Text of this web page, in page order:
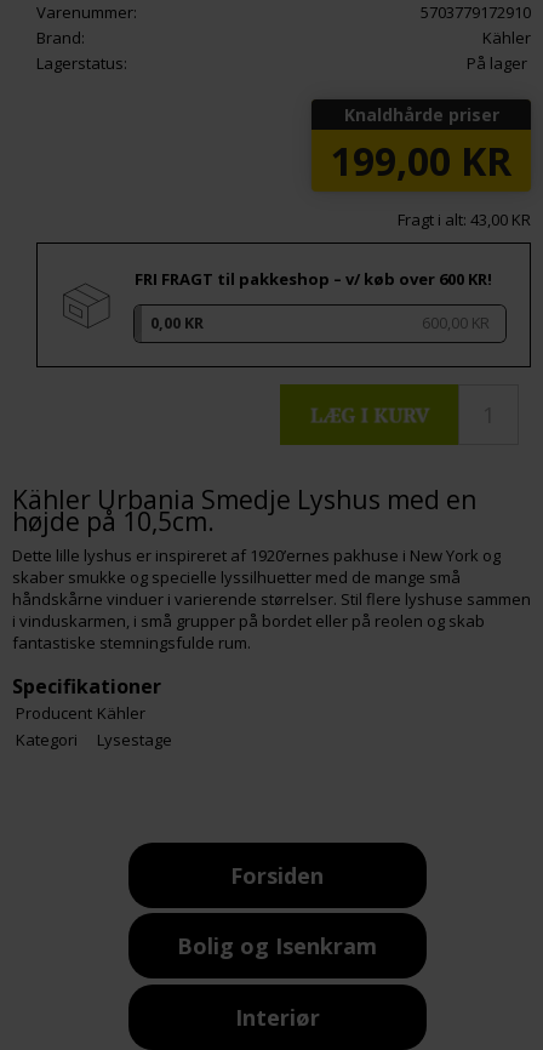
Varenummer:
5703779172910
Brand:
Kähler
Lagerstatus:
På lager
Knaldhårde priser
199,00 KR
Fragt i alt: 43,00 KR
FRI FRAGT til pakkeshop – v/ køb over 600 KR!
0,00 KR 600,00 KR
Kähler Urbania Smedje Lyshus med en
højde på 10,5cm.
Dette lille lyshus er inspireret af 1920’ernes pakhuse i New York og
skaber smukke og specielle lyssilhuetter med de mange små
håndskårne vinduer i varierende størrelser. Stil flere lyshuse sammen
i vinduskarmen, i små grupper på bordet eller på reolen og skab
fantastiske stemningsfulde rum.
Specifikationer
Producent Kähler
Kategori
Lysestage
Forsiden
Bolig og Isenkram
Interiør